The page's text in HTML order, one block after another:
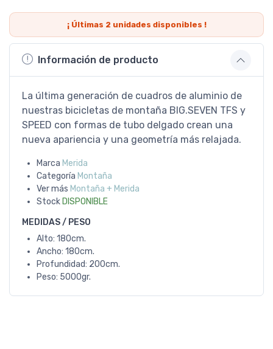
¡ Últimas 2 unidades disponibles !
Información de producto
La última generación de cuadros de aluminio de
nuestras bicicletas de montaña BIG.SEVEN TFS y
SPEED con formas de tubo delgado crean una
nueva apariencia y una geometría más relajada.
Marca Merida
Categoría Montaña
Ver más Montaña + Merida
Stock DISPONIBLE
MEDIDAS / PESO
Alto: 180cm.
Ancho: 180cm.
Profundidad: 200cm.
Peso: 5000gr.